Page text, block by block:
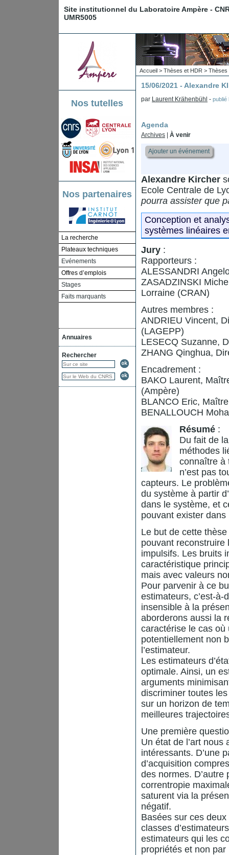
Site institutionnel du Laboratoire Ampère -
UMR5005
Nos tutelles
Nos partenaires
La recherche
Plateaux techniques
Evénements
Offres d’emplois
Stages
Faits marquants
Annuaires
Rechercher
Accueil > Thèses et HDR > Thèses
15/06/2021 - Alexandre
par Laurent Krähenbühl - publié
Agenda
Archives À venir
Ajouter un événement
Alexandre Kircher
Ecole Centrale de
pourra assister que
Conception et
systèmes linéaires
Jury :
Rapporteurs :
ALESSANDRI
ZASADZINSKI
Lorraine (CRAN)
Autres membres :
ANDRIEU Vincent,
(LAGEPP)
LESECQ Suzanne,
ZHANG Qinghua,
Encadrement :
BAKO Laurent,
(Ampère)
BLANCO Eric,
BENALLOUCH
Résumé :
Du fait de
méthodes
connaître à
n’est pas
capteurs. Le
du système à partir
dans le système, et
pouvant exister dans
Le but de cette
pouvant reconstruire
impulsifs. Les bruits
caractéristique
mais avec valeurs
Pour parvenir à ce
estimateurs, c’est-à-
insensible à la
aborderons aussi la
caractérise le cas où
potentiellement non
l’estimateur.
Les estimateurs
optimale. Ainsi, un
arguments
discriminer toutes
sur un horizon de
meilleures
Une première
Un état de l’art nous
intéressants. D’une
d’acquisition
des normes.
correntropie
saturent via la
négatif.
Basées sur ces
classes
estimateurs qui les
propriétés et non